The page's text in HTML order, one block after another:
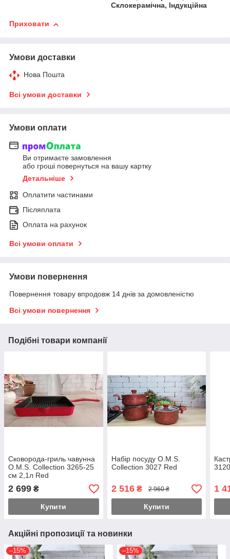
Склокерамічна, Індукційна
Приховати
Умови доставки
Нова Пошта
Всі умови доставки
Умови оплати
Ви отримаєте замовлення
або гроші повернуться на вашу картку
Детальніше
Оплатити частинами
Післяплата
Оплата на рахунок
Всі умови оплати
Умови повернення
Повернення товару впродовж 14 днів за домовленістю
Всі умови повернення
Подібні товари компанії
Сковорода-гриль чавунна
O.M.S. Collection 3265-25
см 2,1л Red
2 699 ₴
Купити
Набір посуду O.M.S.
Collection 3027 Red
2 516₴ 2 960 ₴
Купити
1
Акційні пропозиції та новинки
–15% –15%